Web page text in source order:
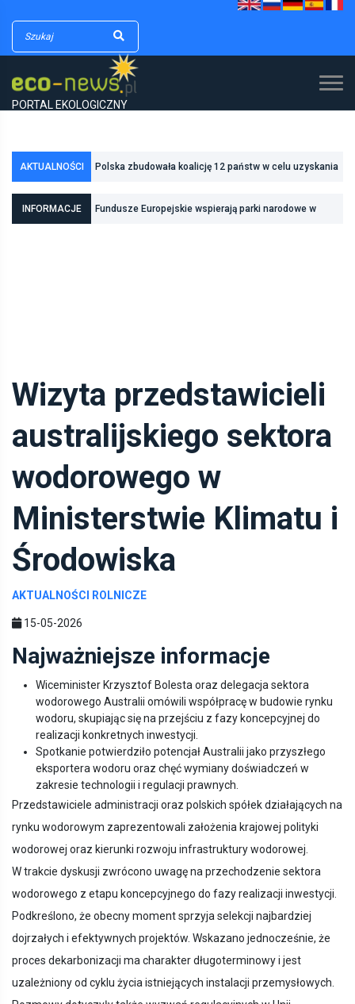
PORTAL EKOLOGICZNY
AKTUALNOŚCI Polska zbudowała koalicję 12 państw w celu uzyskania
INFORMACJE Fundusze Europejskie wspierają parki narodowe w
Wizyta przedstawicieli
australijskiego sektora
wodorowego w
Ministerstwie Klimatu i
Środowiska
AKTUALNOŚCI ROLNICZE
15-05-2026
Najważniejsze informacje
Wiceminister Krzysztof Bolesta oraz delegacja sektora
wodorowego Australii omówili współpracę w budowie rynku
wodoru, skupiając się na przejściu z fazy koncepcyjnej do
realizacji konkretnych inwestycji.
Spotkanie potwierdziło potencjał Australii jako przyszłego
eksportera wodoru oraz chęć wymiany doświadczeń w
zakresie technologii i regulacji prawnych.
Przedstawiciele administracji oraz polskich spółek działających na
rynku wodorowym zaprezentowali założenia krajowej polityki
wodorowej oraz kierunki rozwoju infrastruktury wodorowej.
W trakcie dyskusji zwrócono uwagę na przechodzenie sektora
wodorowego z etapu koncepcyjnego do fazy realizacji inwestycji.
Podkreślono, że obecny moment sprzyja selekcji najbardziej
dojrzałych i efektywnych projektów. Wskazano jednocześnie, że
proces dekarbonizacji ma charakter długoterminowy i jest
uzależniony od cyklu życia istniejących instalacji przemysłowych.